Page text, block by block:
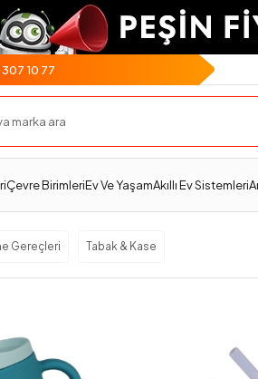
10 77
Çevre BirimleriEv Ve YaşamAkıllı Ev Sistemleri
Gereçleri Tabak & Kase
Özellikler Teslimat Ve İade